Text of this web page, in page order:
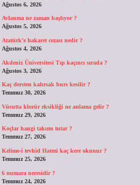
Ağustos 6, 2026
Avlanma ne zaman başlıyor ?
Ağustos 5, 2026
Atatürk’e hakaret cezası nedir ?
Ağustos 4, 2026
Akdeniz Üniversitesi Tıp kaçıncı sırada ?
Ağustos 3, 2026
Kaç dersten kalırsak burs kesilir ?
Temmuz 30, 2026
Vücutta klorür eksikliği ne anlama gelir ?
Temmuz 29, 2026
Koçlar hangi takımı tutar ?
Temmuz 27, 2026
Kelime-i tevhid Hatmi kaç kere okunur ?
Temmuz 25, 2026
6 numara neresidir ?
Temmuz 24, 2026